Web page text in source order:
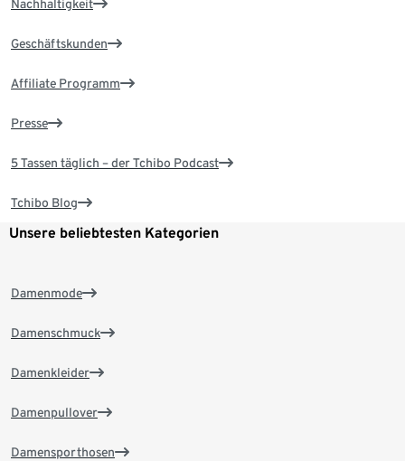
Nachhaltigkeit
Geschäftskunden
Affiliate Programm
Presse
5 Tassen täglich – der Tchibo Podcast
Tchibo Blog
Unsere beliebtesten Kategorien
Damenmode
Damenschmuck
Damenkleider
Damenpullover
Damensporthosen